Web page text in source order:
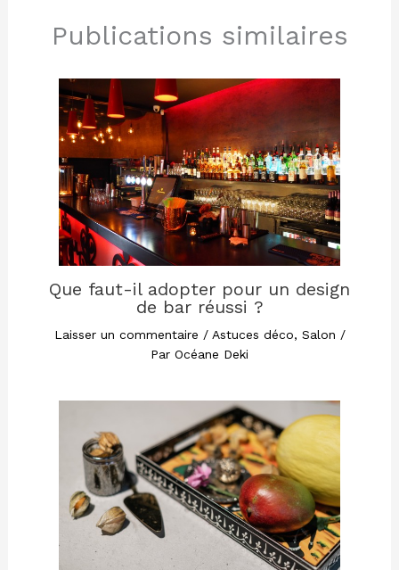
Publications similaires
Que faut-il adopter pour un design
de bar réussi ?
Laisser un commentaire / Astuces déco, Salon /
Par Océane Deki